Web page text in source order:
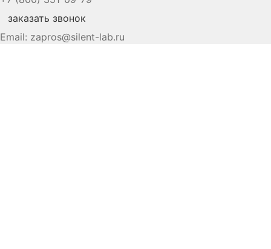
заказать звонок
Email: zapros@silent-lab.ru